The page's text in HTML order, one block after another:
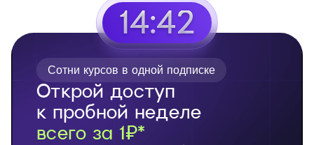
14:41
Открой доступ
к пробной неделе
всего за 1₽*
Сотни курсов в одной подписке